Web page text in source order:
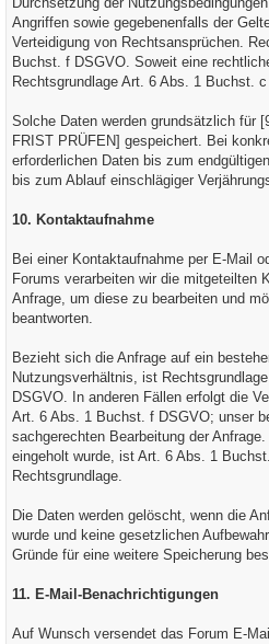
Angriffen sowie gegebenenfalls der
Verteidigung von Rechtsansprüchen.
Buchst. f DSGVO. Soweit eine
Rechtsgrundlage Art. 6 Abs. 1 Buchst.
Solche Daten werden grundsätzlich für
FRIST PRÜFEN] gespeichert. Bei
erforderlichen Daten bis zum
bis zum Ablauf einschlägiger
10. Kontaktaufnahme
Bei einer Kontaktaufnahme per E-Mail
Forums verarbeiten wir die mitgeteilten
Anfrage, um diese zu bearbeiten und
beantworten.
Bezieht sich die Anfrage auf ein
Nutzungsverhältnis, ist
DSGVO. In anderen Fällen erfolgt die
Art. 6 Abs. 1 Buchst. f DSGVO; unser
sachgerechten Bearbeitung der
eingeholt wurde, ist Art. 6 Abs. 1
Rechtsgrundlage.
Die Daten werden gelöscht, wenn die
wurde und keine gesetzlichen
Gründe für eine weitere Speicherung
11. E-Mail-Benachrichtigungen
Auf Wunsch versendet das Forum E-